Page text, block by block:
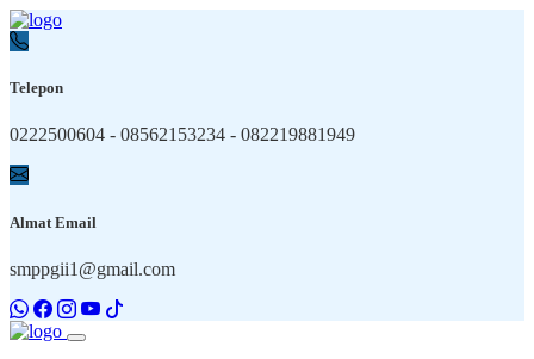
Telepon
0222500604 - 08562153234 - 082219881949
Almat Email
smppgii1@gmail.com